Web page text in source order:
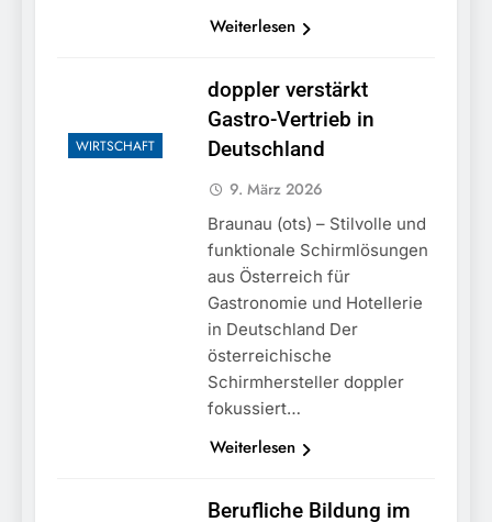
Weiterlesen
WIRTSCHAFT
doppler verstärkt
Gastro-Vertrieb in
Deutschland
9. März 2026
Braunau (ots) – Stilvolle und
funktionale Schirmlösungen
aus Österreich für
Gastronomie und Hotellerie
in Deutschland Der
österreichische
Schirmhersteller doppler
fokussiert…
Weiterlesen
Berufliche Bildung im